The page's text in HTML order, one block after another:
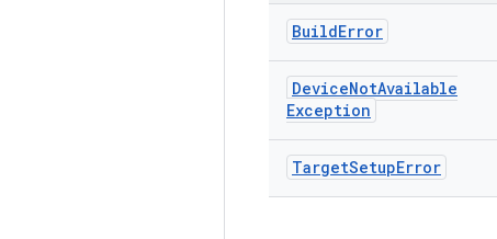
BuildError
DeviceNotAvailable
Exception
TargetSetupError